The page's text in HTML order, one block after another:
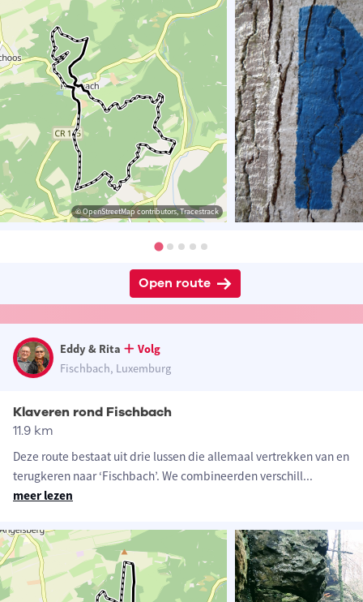
© OpenStreetMap contributors, Tracestrack
Open route
Eddy & Rita
Volg
Fischbach, Luxemburg
Klaveren rond Fischbach
11.9 km
Deze route bestaat uit drie lussen die allemaal vertrekken van en
terugkeren naar ‘Fischbach’. We combineerden verschill...
meer lezen